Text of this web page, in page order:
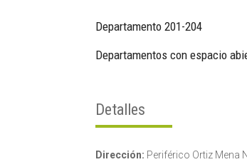
Departamento 201-204
Departamentos con espacio
Detalles
Dirección: Periférico Ortiz Mena